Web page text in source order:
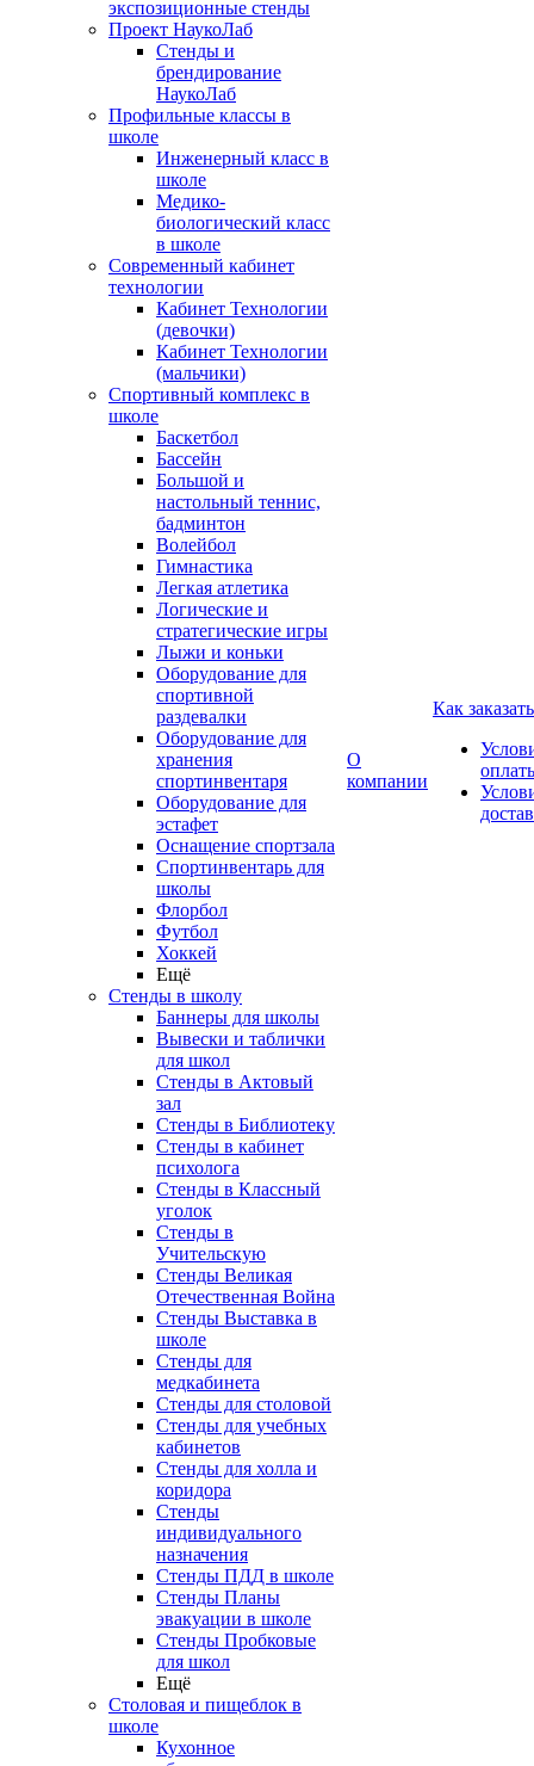
экспозиционные стенды
Проект НаукоЛаб
Стенды и
брендирование
НаукоЛаб
Профильные классы в
школе
Инженерный класс в
школе
Медико-
биологический класс
в школе
Современный кабинет
технологии
Кабинет Технологии
(девочки)
Кабинет Технологии
(мальчики)
Спортивный комплекс в
школе
Баскетбол
Бассейн
Большой и
настольный теннис,
бадминтон
Волейбол
Гимнастика
Легкая атлетика
Логические и
стратегические игры
Лыжи и коньки
Оборудование для
спортивной
раздевалки
Оборудование для
хранения
спортинвентаря
Оборудование для
эстафет
Оснащение спортзала
Спортинвентарь для
школы
Флорбол
Футбол
Хоккей
Ещё
Стенды в школу
Баннеры для школы
Вывески и таблички
для школ
Стенды в Актовый
зал
Стенды в Библиотеку
Стенды в кабинет
психолога
Стенды в Классный
уголок
Стенды в
Учительскую
Стенды Великая
Отечественная Война
Стенды Выставка в
школе
Стенды для
медкабинета
Стенды для столовой
Стенды для учебных
кабинетов
Стенды для холла и
коридора
Стенды
индивидуального
назначения
Стенды ПДД в школе
Стенды Планы
эвакуации в школе
Стенды Пробковые
для школ
Ещё
Столовая и пищеблок в
школе
Кухонное
О
компании
Как